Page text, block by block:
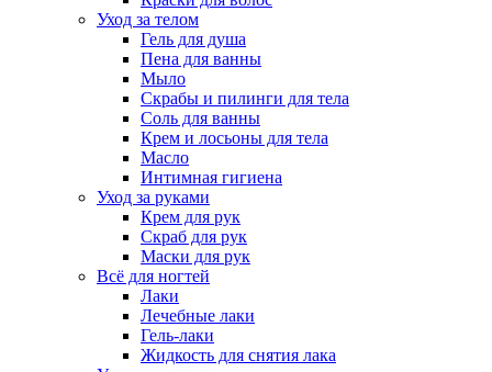
Уход за телом
Гель для душа
Пена для ванны
Мыло
Скрабы и пилинги для тела
Соль для ванны
Крем и лосьоны для тела
Масло
Интимная гигиена
Уход за руками
Крем для рук
Скраб для рук
Маски для рук
Всё для ногтей
Лаки
Лечебные лаки
Гель-лаки
Жидкость для снятия лака